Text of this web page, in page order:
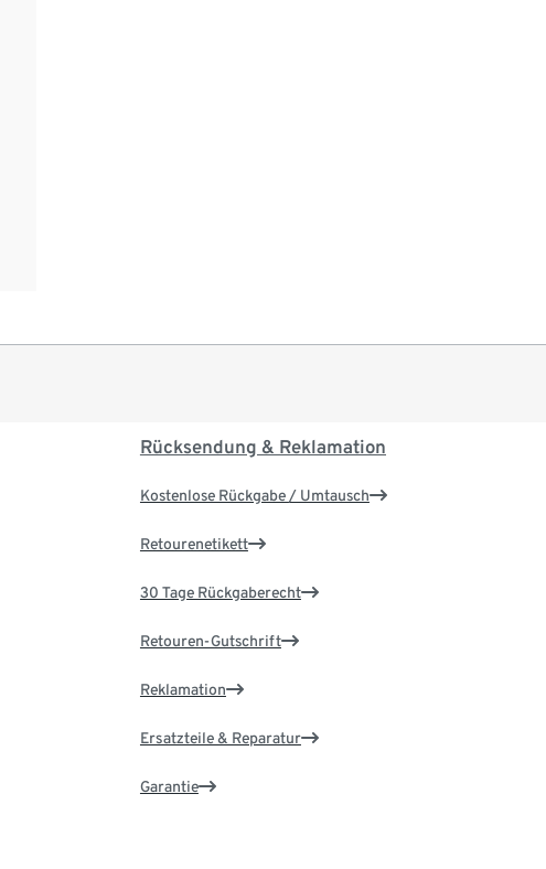
Rücksendung & Reklamation
Kostenlose Rückgabe / Umtausch
Retourenetikett
30 Tage Rückgaberecht
Retouren-Gutschrift
Reklamation
Ersatzteile & Reparatur
Garantie